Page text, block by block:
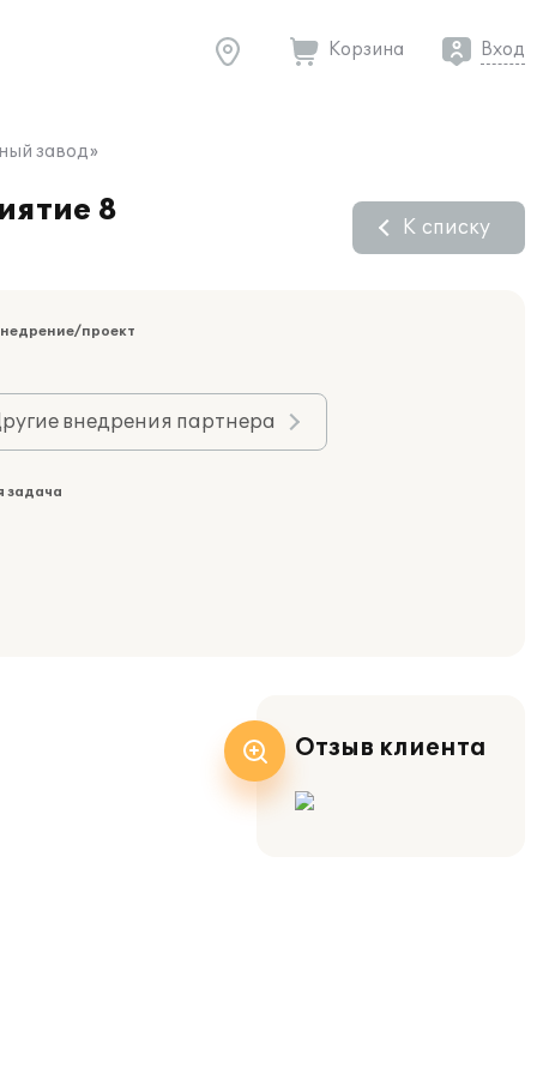
Корзина Вход
завод»
8
К списку
проект
внедрения партнера
задача
Отзыв клиента